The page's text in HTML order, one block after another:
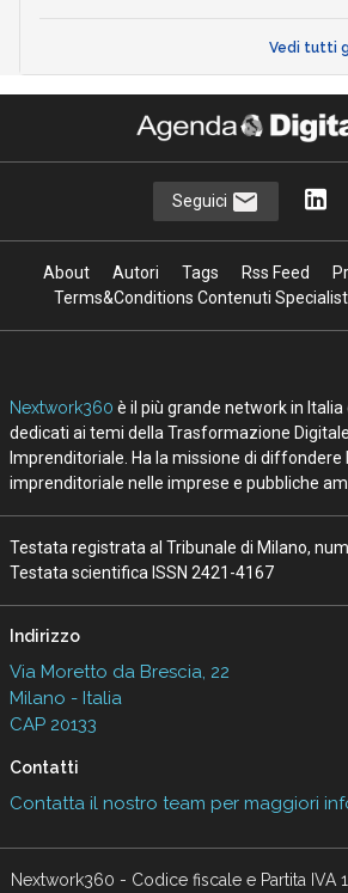
Vedi tutti
Seguici
About Autori Tags Rss Feed
Terms&Conditions Contenuti
Nextwork360 è il più grande network in
dedicati ai temi della Trasformazione
Imprenditoriale. Ha la missione di diffondere
imprenditoriale nelle imprese e pubbliche
Testata registrata al Tribunale di Milano,
Testata scientifica ISSN 2421-4167
Indirizzo
Via Moretto da Brescia, 22
Milano - Italia
CAP 20133
Contatti
Contatta il nostro team per maggiori
Nextwork360 - Codice fiscale e Partita